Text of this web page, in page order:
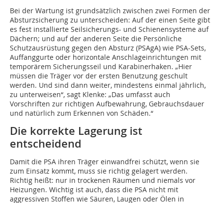
Bei der Wartung ist grundsätzlich zwischen zwei Formen der
Absturzsicherung zu unterscheiden: Auf der einen Seite gibt
es fest installierte Seilsicherungs- und Schienensysteme auf
Dächern; und auf der anderen Seite die Persönliche
Schutzausrüstung gegen den Absturz (PSAgA) wie PSA-Sets,
Auffanggurte oder horizontale Anschlageinrichtungen mit
temporärem Sicherungsseil und Karabinerhaken. „Hier
müssen die Träger vor der ersten Benutzung geschult
werden. Und sind dann weiter, mindestens einmal jährlich,
zu unterweisen“, sagt Klenke: „Das umfasst auch
Vorschriften zur richtigen Aufbewahrung, Gebrauchsdauer
und natürlich zum Erkennen von Schäden.“
Die korrekte Lagerung ist
entscheidend
Damit die PSA ihren Träger einwandfrei schützt, wenn sie
zum Einsatz kommt, muss sie richtig gelagert werden.
Richtig heißt: nur in trockenen Räumen und niemals vor
Heizungen. Wichtig ist auch, dass die PSA nicht mit
aggressiven Stoffen wie Säuren, Laugen oder Ölen in